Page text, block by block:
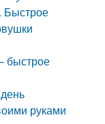
Быстрое
быстрое
руками